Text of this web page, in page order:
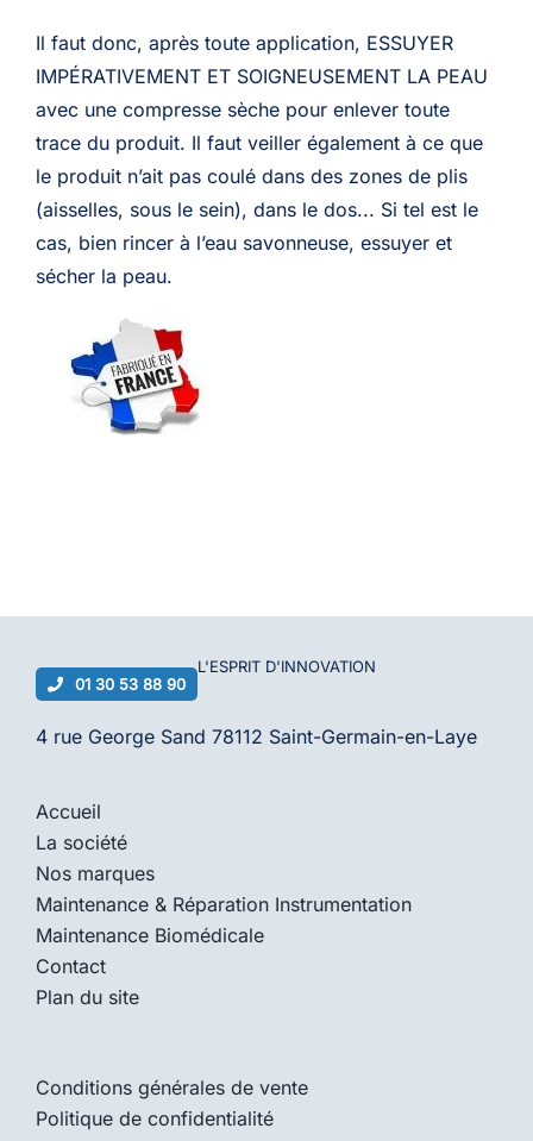
Il faut donc, après toute application, ESSUYER
IMPÉRATIVEMENT ET SOIGNEUSEMENT LA PEAU
avec une compresse sèche pour enlever toute
trace du produit. Il faut veiller également à ce que
le produit n’ait pas coulé dans des zones de plis
(aisselles, sous le sein), dans le dos... Si tel est le
cas, bien rincer à l’eau savonneuse, essuyer et
sécher la peau.
L'ESPRIT D'INNOVATION
01 30 53 88 90
4 rue George Sand 78112 Saint-Germain-en-Laye
Accueil
La société
Nos marques
Maintenance & Réparation Instrumentation
Maintenance Biomédicale
Contact
Plan du site
Conditions générales de vente
Politique de confidentialité